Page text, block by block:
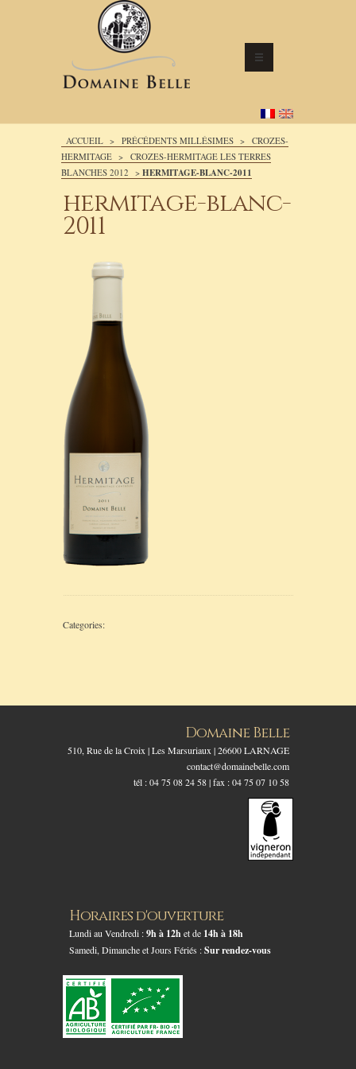
ACCUEIL > PRÉCÉDENTS MILLÉSIMES > CROZES-
HERMITAGE > CROZES-HERMITAGE LES TERRES
BLANCHES 2012 > HERMITAGE-BLANC-2011
hermitage-blanc-
2011
Categories:
Domaine Belle
510, Rue de la Croix | Les Marsuriaux | 26600 LARNAGE
contact@domainebelle.com
tél : 04 75 08 24 58 | fax : 04 75 07 10 58
Horaires d'ouverture
Lundi au Vendredi :9h à 12het de 14h à 18h
Samedi, Dimanche et Jours Fériés :Sur rendez-vous